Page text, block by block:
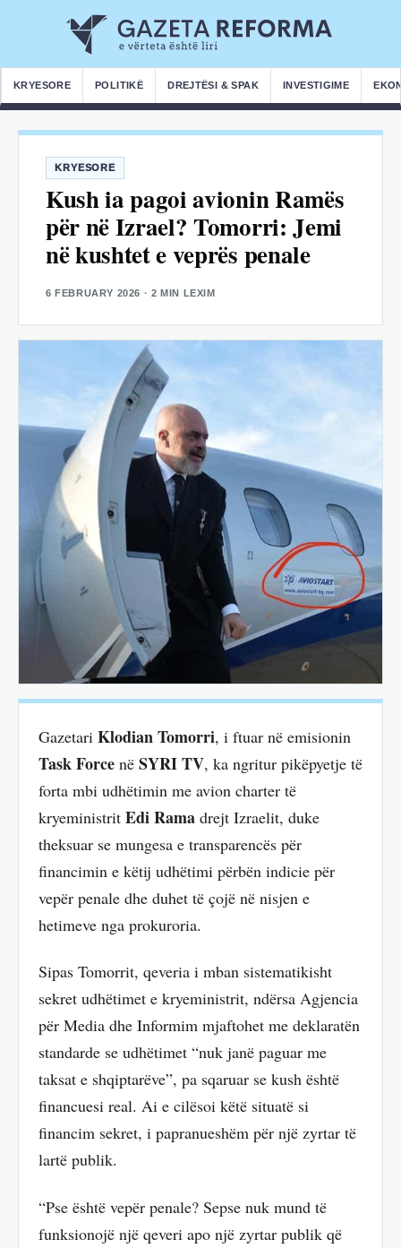
KRYESORE POLITIKË DREJTËSI & SPAK INVESTIGIME
KRYESORE
Kush ia pagoi avionin Ramës
për në Izrael? Tomorri: Jemi
në kushtet e veprës penale
6 FEBRUARY 2026 · 2 MIN LEXIM
Gazetari Klodian Tomorri, i ftuar në emisionin
Task Force në SYRI TV, ka ngritur pikëpyetje të
forta mbi udhëtimin me avion charter të
kryeministrit Edi Rama drejt Izraelit, duke
theksuar se mungesa e transparencës për
financimin e këtij udhëtimi përbën indicie për
vepër penale dhe duhet të çojë në nisjen e
hetimeve nga prokuroria.
Sipas Tomorrit, qeveria i mban sistematikisht
sekret udhëtimet e kryeministrit, ndërsa Agjencia
për Media dhe Informim mjaftohet me deklaratën
standarde se udhëtimet “nuk janë paguar me
taksat e shqiptarëve”, pa sqaruar se kush është
financuesi real. Ai e cilësoi këtë situatë si
financim sekret, i papranueshëm për një zyrtar të
lartë publik.
“Pse është vepër penale? Sepse nuk mund të
funksionojë një qeveri apo një zyrtar publik që